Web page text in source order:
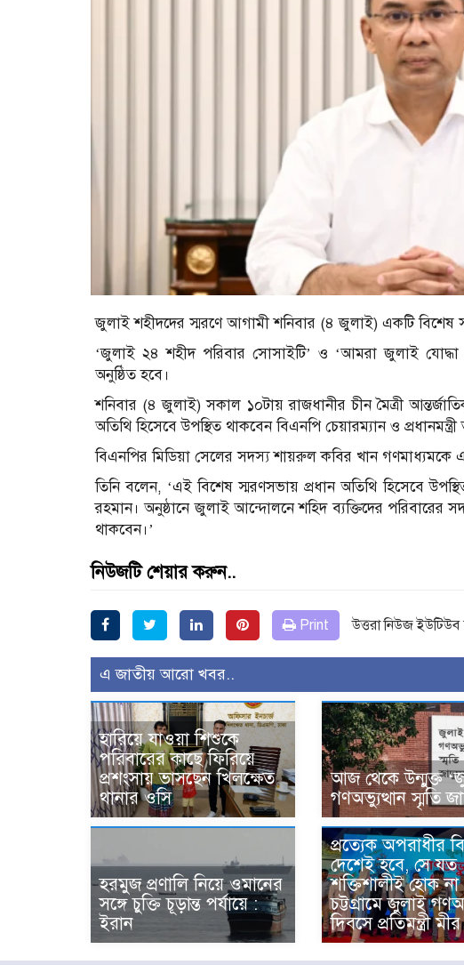
জুলাই শহীদদের স্মরণে আগামী শনিবার (৪ জুলাই) একটি
‘জুলাই ২৪ শহীদ পরিবার সোসাইটি’ ও ‘আমরা জুলাই
অনুষ্ঠিত হবে।
শনিবার (৪ জুলাই) সকাল ১০টায় রাজধানীর চীন মৈত্রী
অতিথি হিসেবে উপস্থিত থাকবেন বিএনপি চেয়ারম্যান ও
বিএনপির মিডিয়া সেলের সদস্য শায়রুল কবির খান গণমাধ্যমকে এ
তিনি বলেন, ‘এই বিশেষ স্মরণসভায় প্রধান অতিথি হিসেবে
রহমান। অনুষ্ঠানে জুলাই আন্দোলনে শহিদ ব্যক্তিদের পরিবারের
থাকবেন।’
নিউজটি শেয়ার করুন..
Print উত্তরা নিউজ ইউটিউব
এ জাতীয় আরো খবর..
হারিয়ে যাওয়া শিশুকে
পরিবারের কাছে ফিরিয়ে
প্রশংসায় ভাসছেন খিলক্ষেত
থানার ওসি
আজ থেকে উন্মুক্ত
গণঅভ্যুত্থান স্মৃতি
হরমুজ প্রণালি নিয়ে ওমানের
সঙ্গে চুক্তি চূড়ান্ত পর্যায়ে :
ইরান
প্রত্যেক অপরাধীর
দেশেই হবে, সে যত
শক্তিশালীই হোক
চট্টগ্রামে জুলাই
দিবসে প্রতিমন্ত্রী